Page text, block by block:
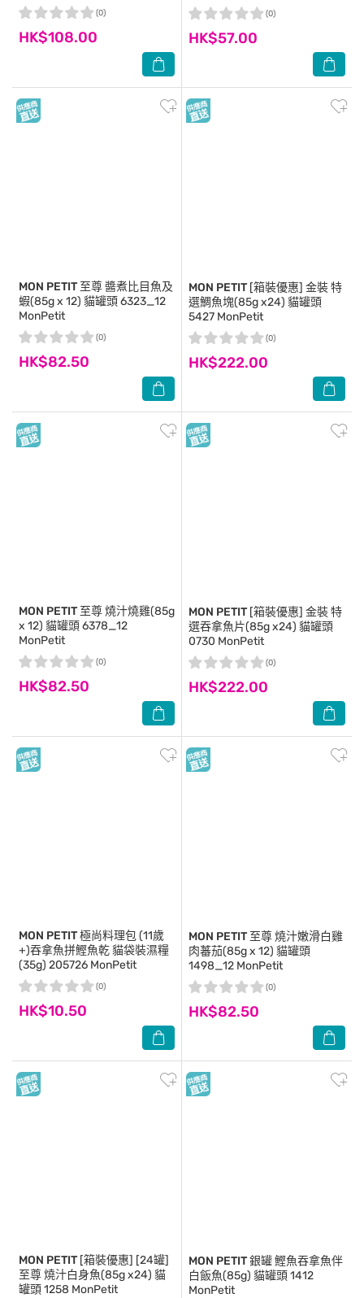
HK$108.00
(0)
HK$57.00
(0)
MON PETIT 至尊 醬煮比目魚及
蝦(85g x 12) 貓罐頭 6323_12
MonPetit
HK$82.50
(0)
MON PETIT [箱裝優惠] 金裝 特
選鯛魚塊(85g x24) 貓罐頭
5427 MonPetit
HK$222.00
(0)
MON PETIT 至尊 燒汁燒雞(85g
x 12) 貓罐頭 6378_12
MonPetit
HK$82.50
(0)
MON PETIT [箱裝優惠] 金裝 特
選吞拿魚片(85g x24) 貓罐頭
0730 MonPetit
HK$222.00
(0)
MON PETIT極尚料理包 (11歲
+)吞拿魚拼鰹魚乾 貓袋裝濕糧
(35g) 205726 MonPetit
HK$10.50
(0)
MON PETIT 至尊 燒汁嫩滑白雞
肉蕃茄(85g x 12) 貓罐頭
1498_12 MonPetit
HK$82.50
(0)
MON PETIT [箱裝優惠] [24罐]
至尊 燒汁白身魚(85g x24) 貓
罐頭 1258 MonPetit
MON PETIT銀罐 鰹魚吞拿魚伴
白飯魚(85g) 貓罐頭 1412
MonPetit